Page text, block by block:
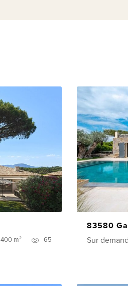
400 m² 65
83580
Sur